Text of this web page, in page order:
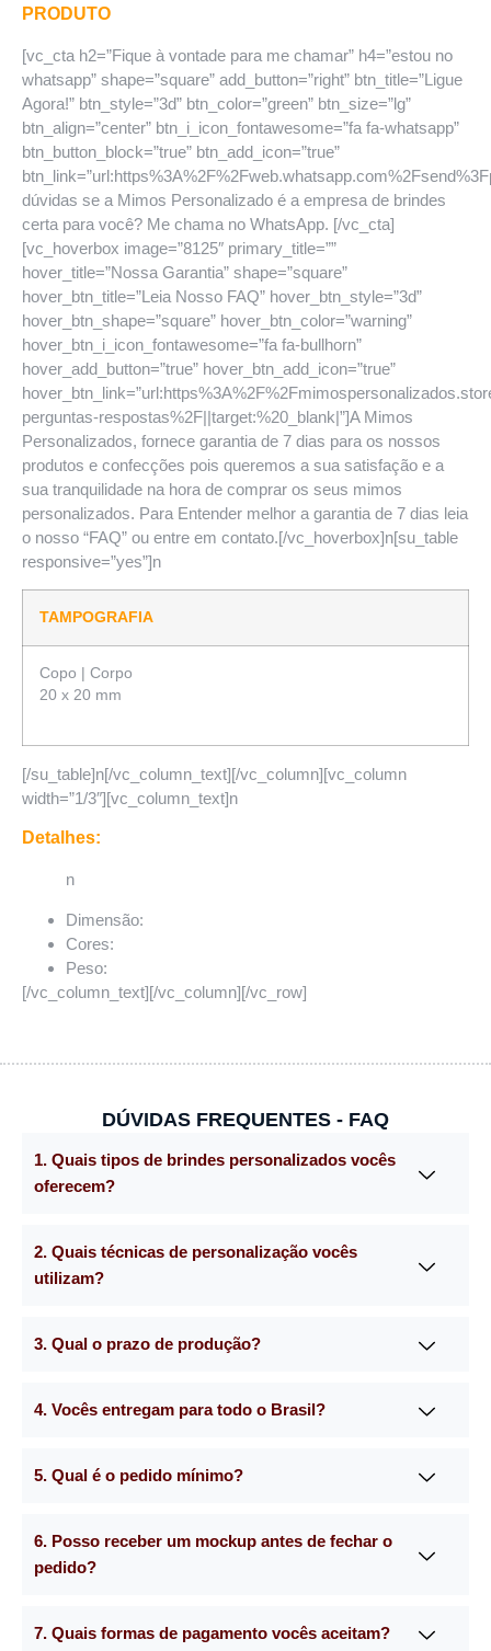
PRODUTO
[vc_cta h2=”Fique à vontade para me chamar” h4=”estou no
whatsapp” shape=”square” add_button=”right” btn_title=”Ligue
Agora!” btn_style=”3d” btn_color=”green” btn_size=”lg”
btn_align=”center” btn_i_icon_fontawesome=”fa fa-whatsapp”
btn_button_block=”true” btn_add_icon=”true”
dúvidas se a Mimos Personalizado é a empresa de brindes
certa para você? Me chama no WhatsApp. [/vc_cta]
[vc_hoverbox image=”8125″ primary_title=””
hover_title=”Nossa Garantia” shape=”square”
hover_btn_title=”Leia Nosso FAQ” hover_btn_style=”3d”
hover_btn_shape=”square” hover_btn_color=”warning”
hover_btn_i_icon_fontawesome=”fa fa-bullhorn”
hover_add_button=”true” hover_btn_add_icon=”true”
perguntas-respostas%2F||target:%20_blank|”]A Mimos
Personalizados, fornece garantia de 7 dias para os nossos
produtos e confecções pois queremos a sua satisfação e a
sua tranquilidade na hora de comprar os seus mimos
personalizados. Para Entender melhor a garantia de 7 dias leia
o nosso “FAQ” ou entre em contato.[/vc_hoverbox]n[su_table
responsive=”yes”]n
TAMPOGRAFIA
Copo | Corpo
20 x 20 mm
[/su_table]n[/vc_column_text][/vc_column][vc_column
width=”1/3″][vc_column_text]n
Detalhes:
n
Dimensão:
Cores:
Peso:
[/vc_column_text][/vc_column][/vc_row]
DÚVIDAS FREQUENTES - FAQ
1. Quais tipos de brindes personalizados vocês
oferecem?
2. Quais técnicas de personalização vocês
utilizam?
3. Qual o prazo de produção?
4. Vocês entregam para todo o Brasil?
5. Qual é o pedido mínimo?
6. Posso receber um mockup antes de fechar o
pedido?
7. Quais formas de pagamento vocês aceitam?